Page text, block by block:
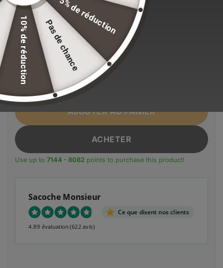
Couleur
Ships From
EFFACER LA SÉLECTION
quantité de Sac à dos ordinateur étanche antivol OZUKO
AJOUTER AU PANIER
ACHETER
Use up to 7144 - 8082 points to purchase this product!
Alternative:
Sacoche Monsieur
Ce que disent nos clients
4.89 évaluation (622 avis)
5% de réduction
Pas de chance
10% de réduction